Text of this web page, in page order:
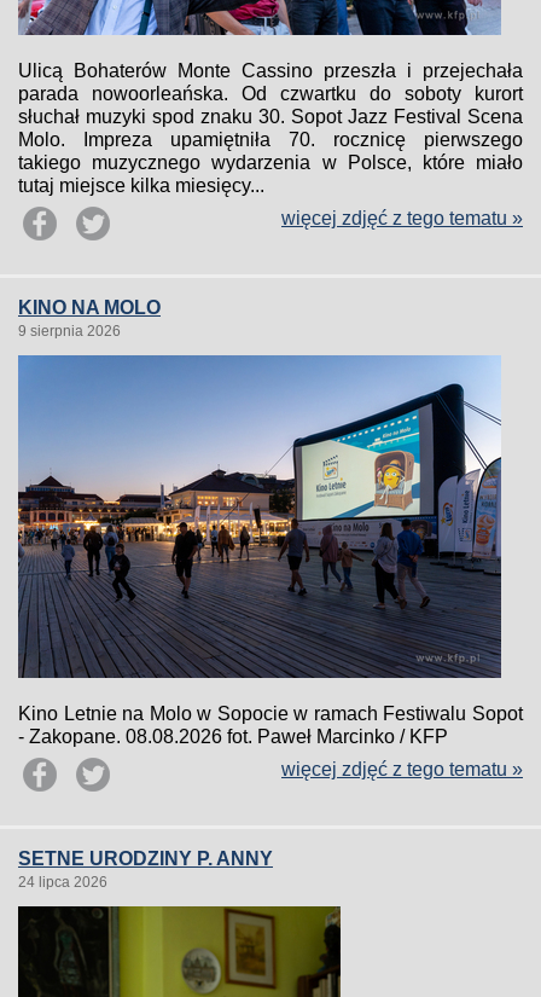
Ulicą Bohaterów Monte Cassino przeszła i przejechała
parada nowoorleańska. Od czwartku do soboty kurort
słuchał muzyki spod znaku 30. Sopot Jazz Festival Scena
Molo. Impreza upamiętniła 70. rocznicę pierwszego
takiego muzycznego wydarzenia w Polsce, które miało
tutaj miejsce kilka miesięcy...
więcej zdjęć z tego tematu »
KINO NA MOLO
9 sierpnia 2026
Kino Letnie na Molo w Sopocie w ramach Festiwalu Sopot
- Zakopane. 08.08.2026 fot. Paweł Marcinko / KFP
więcej zdjęć z tego tematu »
SETNE URODZINY P. ANNY
24 lipca 2026